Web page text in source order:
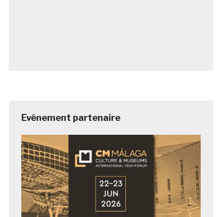
Evénement partenaire